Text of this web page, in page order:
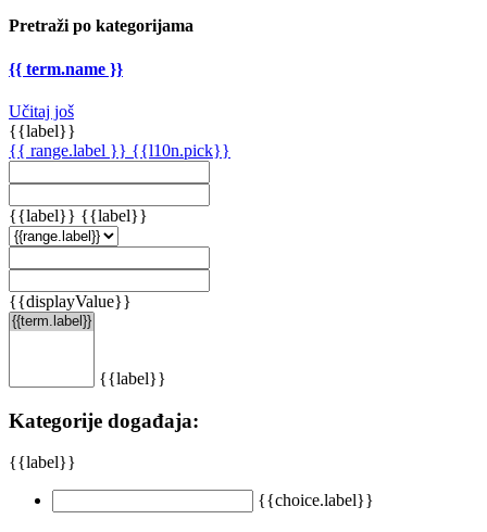
Pretraži po kategorijama
{{ term.name }}
Učitaj još
{{label}}
{{ range.label }} {{l10n.pick}}
{{label}} {{label}}
{{displayValue}}
{{label}}
Kategorije događaja:
{{label}}
{{choice.label}}